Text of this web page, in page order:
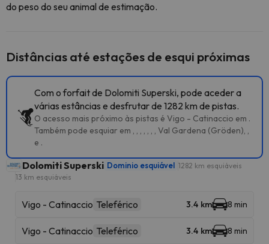
do peso do seu animal de estimação.
Distâncias até estações de esqui próximas
Com o forfait de Dolomiti Superski, pode aceder a
várias estâncias e desfrutar de 1282 km de pistas.
O acesso mais próximo às pistas é Vigo - Catinaccio em .
Também pode esquiar em , , , , , , , Val Gardena (Gröden), ,
e .
Dolomiti Superski Dominio esquiável 1282 km esquiáveis
13 km esquiáveis
Vigo - Catinaccio Teleférico 3.4 km 8 min
Vigo - Catinaccio Teleférico 3.4 km 8 min